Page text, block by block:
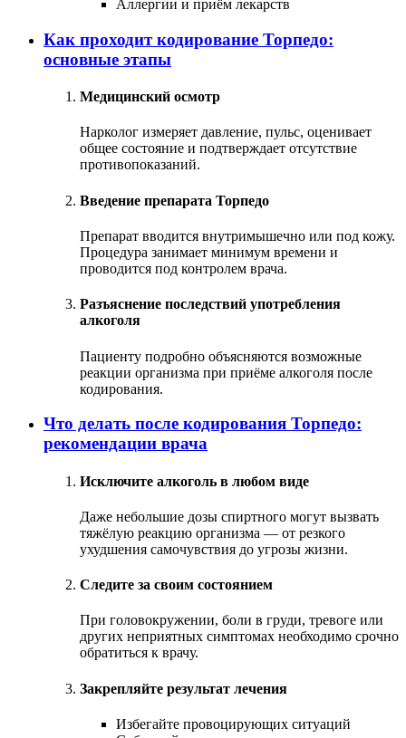
Аллергии и приём лекарств
Как проходит кодирование Торпедо:
основные этапы
Медицинский осмотр
Нарколог измеряет давление, пульс, оценивает
общее состояние и подтверждает отсутствие
противопоказаний.
Введение препарата Торпедо
Препарат вводится внутримышечно или под кожу.
Процедура занимает минимум времени и
проводится под контролем врача.
Разъяснение последствий употребления
алкоголя
Пациенту подробно объясняются возможные
реакции организма при приёме алкоголя после
кодирования.
Что делать после кодирования Торпедо:
рекомендации врача
Исключите алкоголь в любом виде
Даже небольшие дозы спиртного могут вызвать
тяжёлую реакцию организма — от резкого
ухудшения самочувствия до угрозы жизни.
Следите за своим состоянием
При головокружении, боли в груди, тревоге или
других неприятных симптомах необходимо срочно
обратиться к врачу.
Закрепляйте результат лечения
Избегайте провоцирующих ситуаций